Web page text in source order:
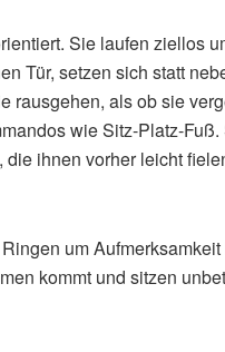
Sie laufen ziellos
Tür, setzen sich statt
rausgehen, als ob sie
wie Sitz-Platz-
ihnen vorher leicht
um
kommt und sitzen